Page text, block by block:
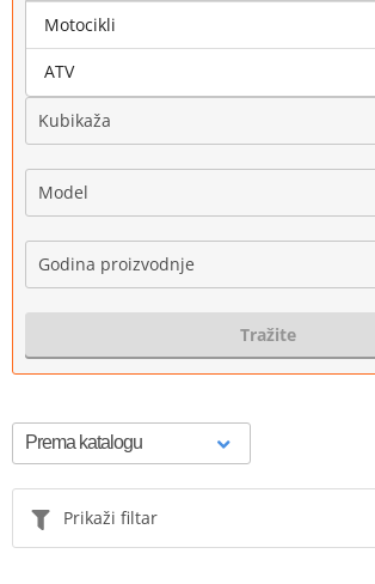
Marka
Kubikaža
Model
Godina proizvodnje
Tražite
Prikaži filtar
Motocikli
ATV